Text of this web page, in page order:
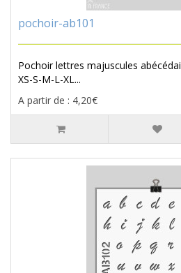
pochoir-ab101
Pochoir lettres majuscules
XS-S-M-L-XL...
A partir de : 4,20€